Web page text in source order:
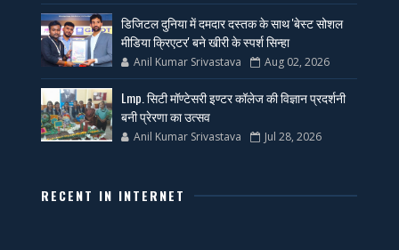
डिजिटल दुनिया में दमदार दस्तक के साथ 'बेस्ट सोशल
मीडिया क्रिएटर' बने खीरी के स्पर्श सिन्हा
Anil Kumar Srivastava Aug 02, 2026
Lmp. सिटी मॉण्टेसरी इण्टर कॉलेज की विज्ञान प्रदर्शनी
बनी प्रेरणा का उत्सव
Anil Kumar Srivastava Jul 28, 2026
RECENT IN INTERNET